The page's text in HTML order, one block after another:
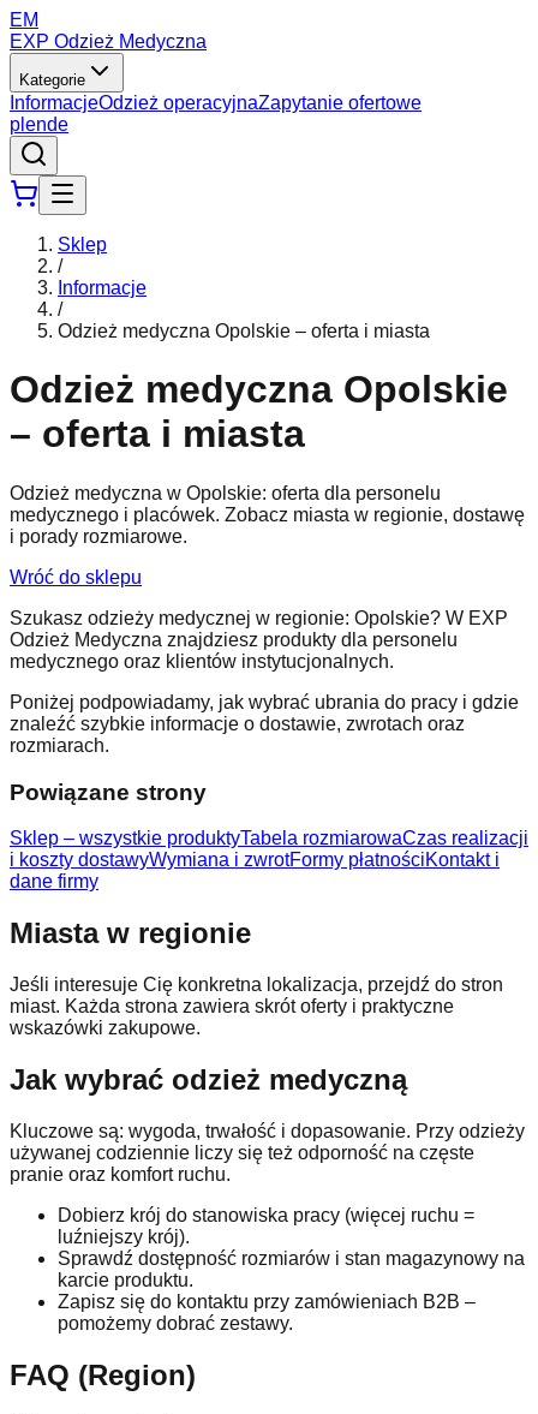
EM
EXP Odzież Medyczna
Kategorie
InformacjeOdzież operacyjnaZapytanie ofertowe
pl ende
Sklep
/
Informacje
/
Odzież medyczna Opolskie – oferta i miasta
Odzież medyczna Opolskie
– oferta i miasta
Odzież medyczna w Opolskie: oferta dla personelu
medycznego i placówek. Zobacz miasta w regionie, dostawę
i porady rozmiarowe.
Wróć do sklepu
Szukasz odzieży medycznej w regionie: Opolskie? W EXP
Odzież Medyczna znajdziesz produkty dla personelu
medycznego oraz klientów instytucjonalnych.
Poniżej podpowiadamy, jak wybrać ubrania do pracy i gdzie
znaleźć szybkie informacje o dostawie, zwrotach oraz
rozmiarach.
Powiązane strony
Sklep – wszystkie produktyTabela rozmiarowaCzas realizacji
i koszty dostawyWymiana i zwrotFormy płatnościKontakt i
dane firmy
Miasta w regionie
Jeśli interesuje Cię konkretna lokalizacja, przejdź do stron
miast. Każda strona zawiera skrót oferty i praktyczne
wskazówki zakupowe.
Jak wybrać odzież medyczną
Kluczowe są: wygoda, trwałość i dopasowanie. Przy odzieży
używanej codziennie liczy się też odporność na częste
pranie oraz komfort ruchu.
Dobierz krój do stanowiska pracy (więcej ruchu =
luźniejszy krój).
Sprawdź dostępność rozmiarów i stan magazynowy na
karcie produktu.
Zapisz się do kontaktu przy zamówieniach B2B –
pomożemy dobrać zestawy.
FAQ (Region)